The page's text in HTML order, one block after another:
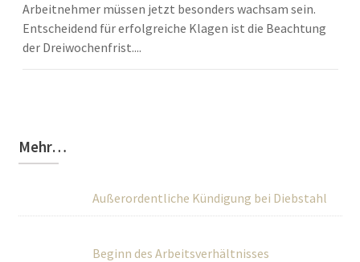
Arbeitnehmer müssen jetzt besonders wachsam sein.
Entscheidend für erfolgreiche Klagen ist die Beachtung
der Dreiwochenfrist....
Mehr…
Außerordentliche Kündigung bei Diebstahl
Beginn des Arbeitsverhältnisses